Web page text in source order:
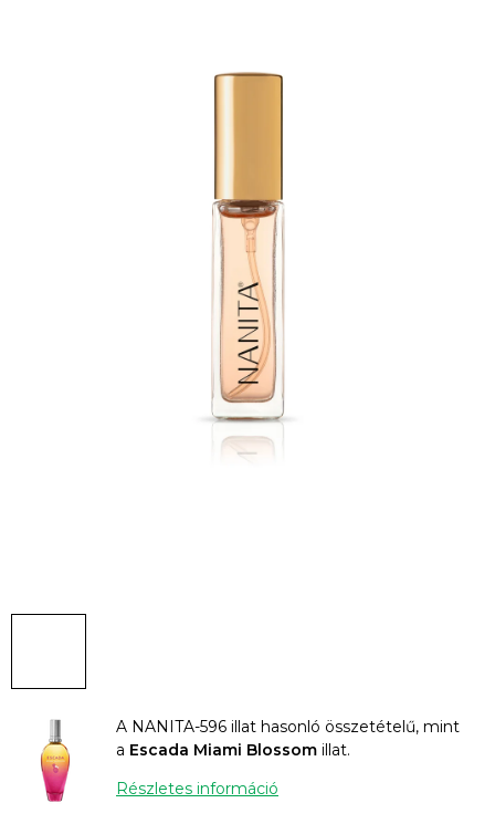
A NANITA-596 illat hasonló összetételű, mint
a Escada Miami Blossom illat.
Részletes információ